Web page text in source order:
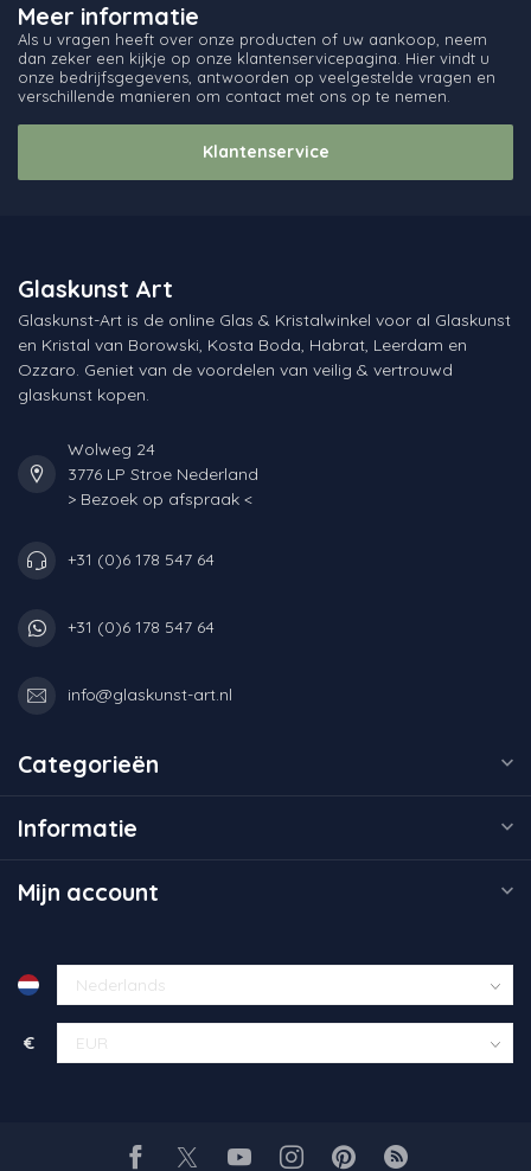
Meer informatie
Als u vragen heeft over onze producten of uw aankoop, neem
dan zeker een kijkje op onze klantenservicepagina. Hier vindt u
onze bedrijfsgegevens, antwoorden op veelgestelde vragen en
verschillende manieren om contact met ons op te nemen.
Klantenservice
Glaskunst Art
Glaskunst-Art is de online Glas & Kristalwinkel voor al Glaskunst
en Kristal van Borowski, Kosta Boda, Habrat, Leerdam en
Ozzaro. Geniet van de voordelen van veilig & vertrouwd
glaskunst kopen.
Wolweg 24
3776 LP Stroe Nederland
> Bezoek op afspraak <
+31 (0)6 178 547 64
+31 (0)6 178 547 64
info@glaskunst-art.nl
Categorieën
Informatie
Mijn account
€